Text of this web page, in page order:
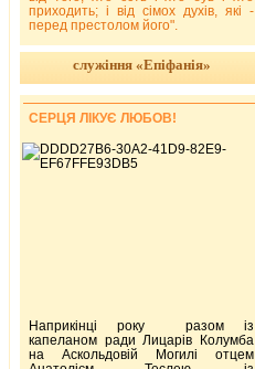
приходить; і від сімох духів, які -
перед престолом його".
служіння «Епіфанія»
СЕРЦЯ ЛІКУЄ ЛЮБОВ!
Наприкінці року разом із
капеланом ради Лицарів Колумба
на Аскольдовій Могилі отцем